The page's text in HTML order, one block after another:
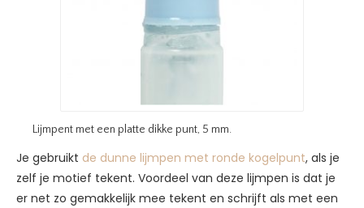
Lijmpent met een platte dikke punt, 5 mm.
Je gebruikt de dunne lijmpen met ronde kogelpunt, als je
zelf je motief tekent. Voordeel van deze lijmpen is dat je
er net zo gemakkelijk mee tekent en schrijft als met een